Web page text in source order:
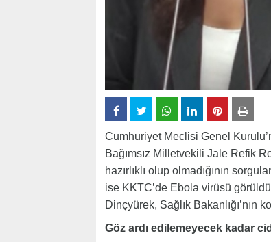
Cumhuriyet Meclisi Genel
Bağımsız Milletvekili Jale Refik
hazırlıklı olup olmadığının
ise KKTC’de Ebola virüsü
Dinçyürek, Sağlık Bakanlığı’nın
Göz ardı edilemeyecek kadar